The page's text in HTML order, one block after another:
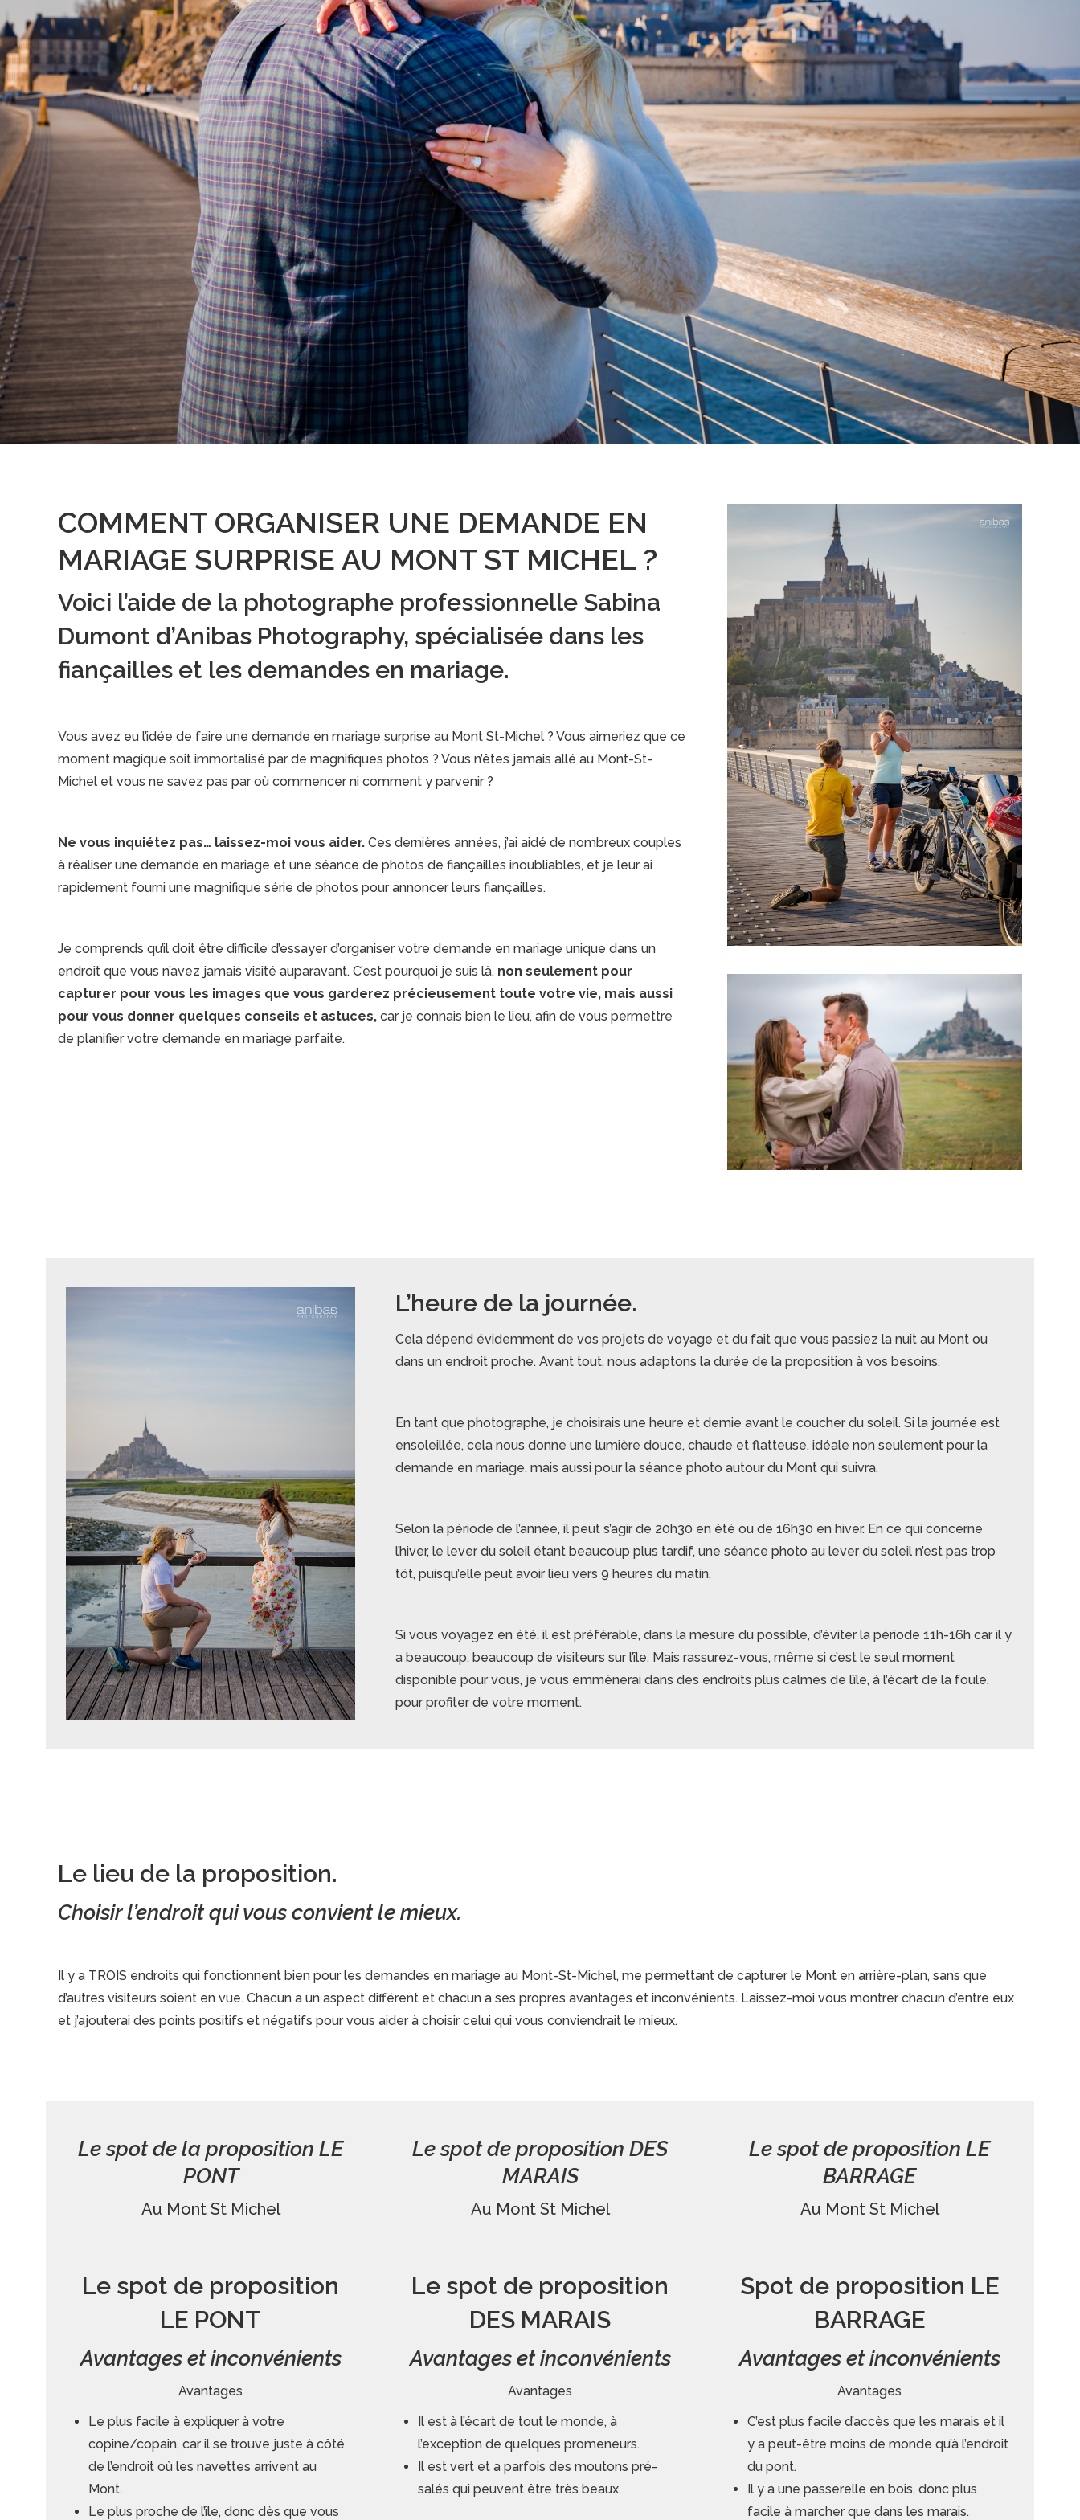
COMMENT ORGANISER UNE DEMANDE EN
MARIAGE SURPRISE AU MONT ST MICHEL ?
Voici l’aide de la photographe professionnelle Sabina
Dumont d’Anibas Photography, spécialisée dans les
fiançailles et les demandes en mariage.
Vous avez eu l’idée de faire une demande en mariage surprise au Mont St-Michel ? Vous aimeriez que ce
moment magique soit immortalisé par de magnifiques photos ? Vous n’êtes jamais allé au Mont-St-
Michel et vous ne savez pas par où commencer ni comment y parvenir ?
Ne vous inquiétez pas… laissez-moi vous aider. Ces dernières années, j’ai aidé de nombreux couples
à réaliser une demande en mariage et une séance de photos de fiançailles inoubliables, et je leur ai
rapidement fourni une magnifique série de photos pour annoncer leurs fiançailles.
Je comprends qu’il doit être difficile d’essayer d’organiser votre demande en mariage unique dans un
endroit que vous n’avez jamais visité auparavant. C’est pourquoi je suis là, non seulement pour
capturer pour vous les images que vous garderez précieusement toute votre vie, mais aussi
pour vous donner quelques conseils et astuces, car je connais bien le lieu, afin de vous permettre
de planifier votre demande en mariage parfaite.
L’heure de la journée.
Cela dépend évidemment de vos projets de voyage et du fait que vous passiez la nuit au Mont ou
dans un endroit proche. Avant tout, nous adaptons la durée de la proposition à vos besoins.
En tant que photographe, je choisirais une heure et demie avant le coucher du soleil. Si la journée est
ensoleillée, cela nous donne une lumière douce, chaude et flatteuse, idéale non seulement pour la
demande en mariage, mais aussi pour la séance photo autour du Mont qui suivra.
Selon la période de l’année, il peut s’agir de 20h30 en été ou de 16h30 en hiver. En ce qui concerne
l’hiver, le lever du soleil étant beaucoup plus tardif, une séance photo au lever du soleil n’est pas trop
tôt, puisqu’elle peut avoir lieu vers 9 heures du matin.
Si vous voyagez en été, il est préférable, dans la mesure du possible, d’éviter la période 11h-16h car il y
a beaucoup, beaucoup de visiteurs sur l’île. Mais rassurez-vous, même si c’est le seul moment
disponible pour vous, je vous emmènerai dans des endroits plus calmes de l’île, à l’écart de la foule,
pour profiter de votre moment.
Le lieu de la proposition.
Choisir l’endroit qui vous convient le mieux.
Il y a TROIS endroits qui fonctionnent bien pour les demandes en mariage au Mont-St-Michel, me permettant de capturer le Mont en arrière-plan, sans que
d’autres visiteurs soient en vue. Chacun a un aspect différent et chacun a ses propres avantages et inconvénients. Laissez-moi vous montrer chacun d’entre eux
et j’ajouterai des points positifs et négatifs pour vous aider à choisir celui qui vous conviendrait le mieux.
Le spot de la proposition LE
PONT
Au Mont St Michel
Le spot de proposition
LE PONT
Avantages et inconvénients
Avantages
Le plus facile à expliquer à votre
copine/copain, car il se trouve juste à côté
de l’endroit où les navettes arrivent au
Mont.
Le plus proche de l’île, donc dès que vous
Le spot de proposition DES
MARAIS
Au Mont St Michel
Le spot de proposition
DES MARAIS
Avantages et inconvénients
Avantages
Il est à l’écart de tout le monde, à
l’exception de quelques promeneurs.
Il est vert et a parfois des moutons pré-
salés qui peuvent être très beaux.
Le spot de proposition LE
BARRAGE
Au Mont St Michel
Spot de proposition LE
BARRAGE
Avantages et inconvénients
Avantages
C’est plus facile d’accès que les marais et il
y a peut-être moins de monde qu’à l’endroit
du pont.
Il y a une passerelle en bois, donc plus
facile à marcher que dans les marais.